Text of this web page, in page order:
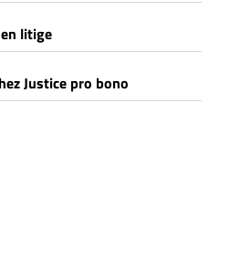
litige
Justice pro bono